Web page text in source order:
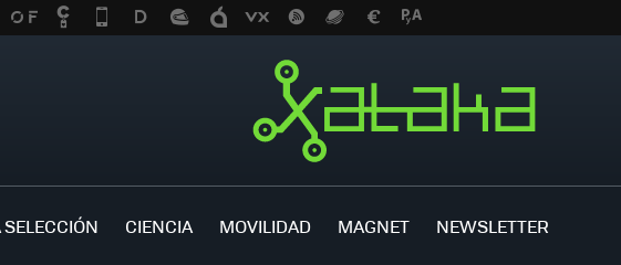
CIENCIA MOVILIDAD MAGNET NEWSLETTER